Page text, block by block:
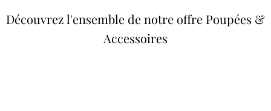
Découvrez l'ensemble de notre offre Poupées &
Accessoires